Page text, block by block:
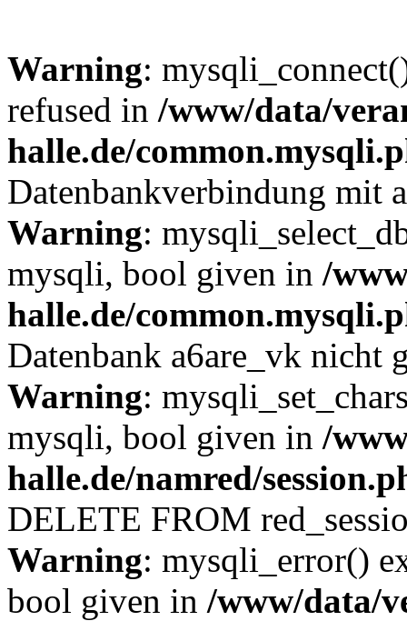
Warning:
refused in /www/data/
halle.de/
Datenbankverbindung mit
Warning:
mysqli, bool given in /
halle.de/
Datenbank a6are_vk nicht
Warning:
mysqli, bool given in /
halle.de/namred/
DELETE FROM
Warning: mysqli_error()
bool given in /www/data/